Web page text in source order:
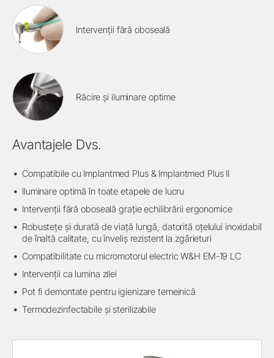
Intervenții fără oboseală
Răcire și iluminare optime
Avantajele Dvs.
Compatibile cu Implantmed Plus & Implantmed Plus II
Iluminare optimă în toate etapele de lucru
Intervenții fără oboseală grație echilibrării ergonomice
Robustețe și durată de viață lungă, datorită oțelului inoxidabil
de înaltă calitate, cu înveliș rezistent la zgârieturi
Compatibilitate cu micromotorul electric W&H EM-19 LC
Intervenții ca lumina zilei
Pot fi demontate pentru igienizare temeinică
Termodezinfectabile și sterilizabile